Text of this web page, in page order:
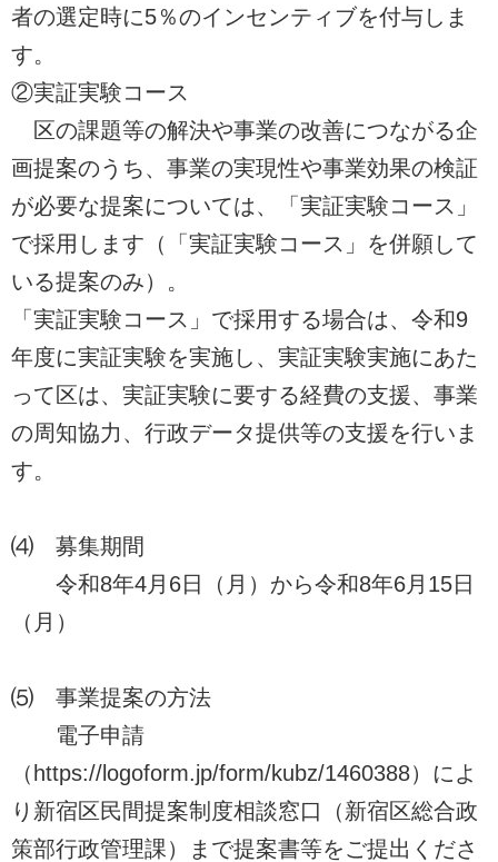
者の選定時に5％のインセンティブを付与しま
す。
②実証実験コース
区の課題等の解決や事業の改善につながる企
画提案のうち、事業の実現性や事業効果の検証
が必要な提案については、「実証実験コース」
で採用します（「実証実験コース」を併願して
いる提案のみ）。
「実証実験コース」で採用する場合は、令和9
年度に実証実験を実施し、実証実験実施にあた
って区は、実証実験に要する経費の支援、事業
の周知協力、行政データ提供等の支援を行いま
す。
⑷ 募集期間
令和8年4月6日（月）から令和8年6月15日
（月）
⑸ 事業提案の方法
電子申請
（https://logoform.jp/form/kubz/1460388）によ
り新宿区民間提案制度相談窓口（新宿区総合政
策部行政管理課）まで提案書等をご提出くださ